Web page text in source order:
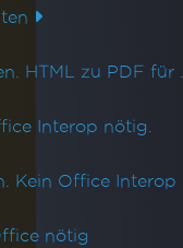
HTML zu PDF für
Interop nötig.
Kein Office Interop
nötig